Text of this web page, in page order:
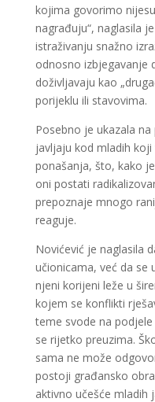
kojima govorimo
nagrađuju“, naglasila
istraživanju snažno
odnosno izbjegavanje
doživljavaju kao
porijeklu ili stavovima.
Posebno je ukazala
javljaju kod mladih
ponašanja, što, kako
oni postati
prepoznaje mnogo
reaguje.
Novićević je naglasila
učionicama, već da se
njeni korijeni leže u
kojem se konflikti
teme svode na podjele
se rijetko preuzima.
sama ne može
postoji građansko
aktivno učešće mladih